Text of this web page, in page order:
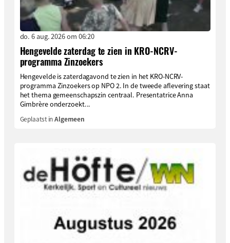
do. 6 aug. 2026 om 06:20
Hengevelde zaterdag te zien in KRO-NCRV-
programma Zinzoekers
Hengevelde is zaterdagavond te zien in het KRO-NCRV-
programma Zinzoekers op NPO 2. In de tweede aflevering staat
het thema gemeenschapszin centraal. Presentatrice Anna
Gimbrère onderzoekt...
Geplaatst inAlgemeen